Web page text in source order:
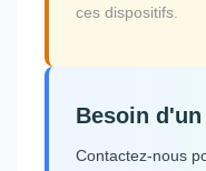
ces dispositifs.
Besoin
Contactez-nous